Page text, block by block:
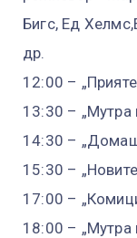
Бигс, Ед
др.
12:00 –
13:30 – „Мутра
14:30 –
15:30 –
17:00 –
18:00 – „Мутра